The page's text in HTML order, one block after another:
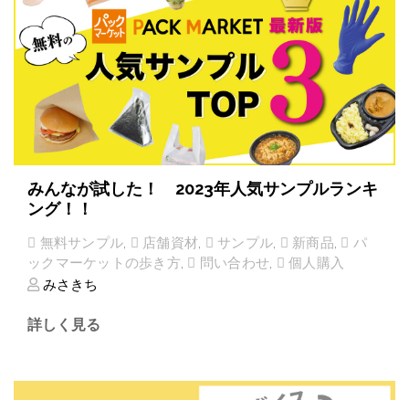
みんなが試した！ 2023年人気サンプルランキ
ング！！
無料サンプル, 店舗資材, サンプル, 新商品,
パ
ックマーケットの歩き方, 問い合わせ,
個人購入
みさきち
詳しく見る